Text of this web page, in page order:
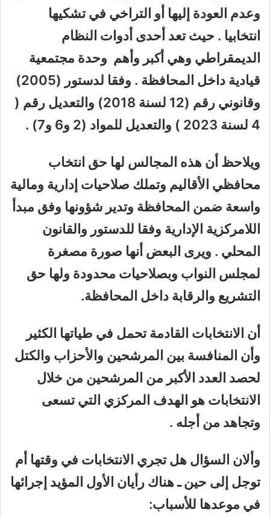
وعدم العودة إليها أو التراخي في تشكيها
انتخابيا . حيث تعد أحدى أدوات النظام
الديمقراطي وهي أكبر وأهم وحدة مجتمعية
قيادية داخل المحافظة . وفقا لدستور (2005)
وقانوني رقم (12 لسنة 2018) والتعديل رقم (
4 لسنة 2023 ) والتعديل للمواد (2 و6 و7) .
ويلاحظ أن هذه المجالس لها حق انتخاب
محافظي الأقاليم وتملك صلاحيات إدارية ومالية
واسعة ضمن المحافظة وتدير شؤونها وفق مبدأ
اللامركزية الإدارية وفقا للدستور والقانون
المحلي . ويرى البعض أنها صورة مصغرة
لمجلس النواب وبصلاحيات محدودة ولها حق
التشريع والرقابة داخل المحافظة.
أن الانتخابات القادمة تحمل في طياتها الكثير
وأن المنافسة بين المرشحين والأحزاب والكتل
لحصد العدد الأكبر من المرشحين من خلال
الانتخابات هو الهدف المركزي التي تسعى
وتجاهد من أجله .
وألان السؤال هل تجري الانتخابات في وقتها أم
توجل إلى حين ـ هناك رأيان الأول المؤيد إجرائها
في موعدها للأسباب: